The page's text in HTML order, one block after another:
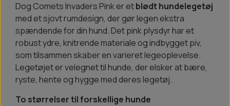
Dog Comets Invaders Pink er etblødt hundelegetøj
med et sjovt rumdesign, der gør legen ekstra
spændende for din hund. Det pink plysdyr har et
robust ydre, knitrende materiale og indbygget piv,
som tilsammen skaber en varieret legeoplevelse.
Legetøjet er velegnet til hunde, der elsker at bære,
ryste, hente og hygge med deres legetøj.
To størrelser til forskellige hunde